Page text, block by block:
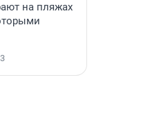
на пляжах